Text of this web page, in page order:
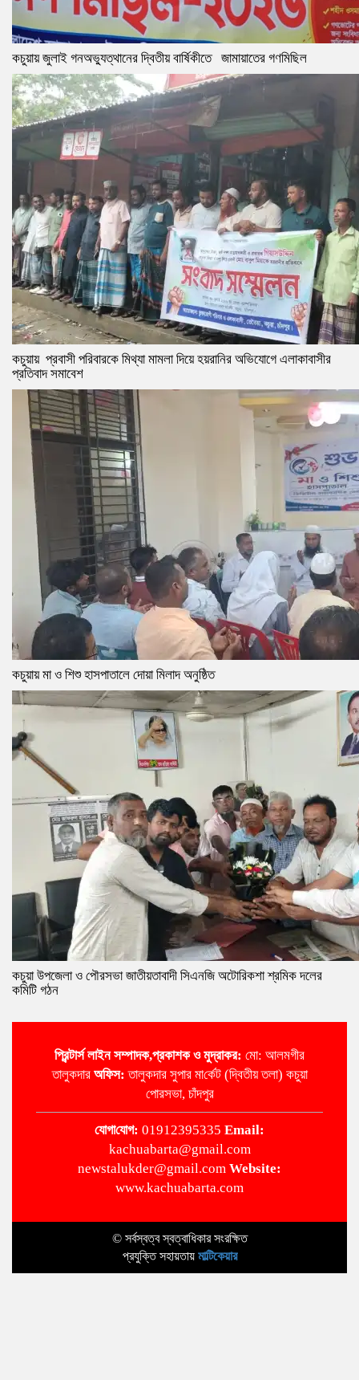
কচুয়ায় জুলাই গনঅভ্যুত্থানের দ্বিতীয় বার্ষিকীতে জামায়াতের গণমিছিল
কচুয়ায় প্রবাসী পরিবারকে মিথ্যা মামলা দিয়ে হয়রানির অভিযোগে এলাকাবাসীর
প্রতিবাদ সমাবেশ
কচুয়ায় মা ও শিশু হাসপাতালে দোয়া মিলাদ অনুষ্ঠিত
কচুয়া উপজেলা ও পৌরসভা জাতীয়তাবাদী সিএনজি অটোরিকশা শ্রমিক দলের
কমিটি গঠন
প্রিন্টার্স লাইন সম্পাদক,প্রকাশক ও মুদ্রাকর: মো: আলমগীর
তালুকদার অ‌ফিস:তালুকদার সুপার মা‌র্কেট (দ্বিতীয় তলা) কচুয়া
পোরসভা, চাঁদপুর
‌যোগা‌যোগ: 01912395335 Email:
kachuabarta@gmail.com
newstalukder@gmail.com Website:
www.kachuabarta.com
© সর্বস্বত্ব স্বত্বাধিকার সংরক্ষিত
প্রযুক্তি সহায়তায় মাল্টিকেয়ার